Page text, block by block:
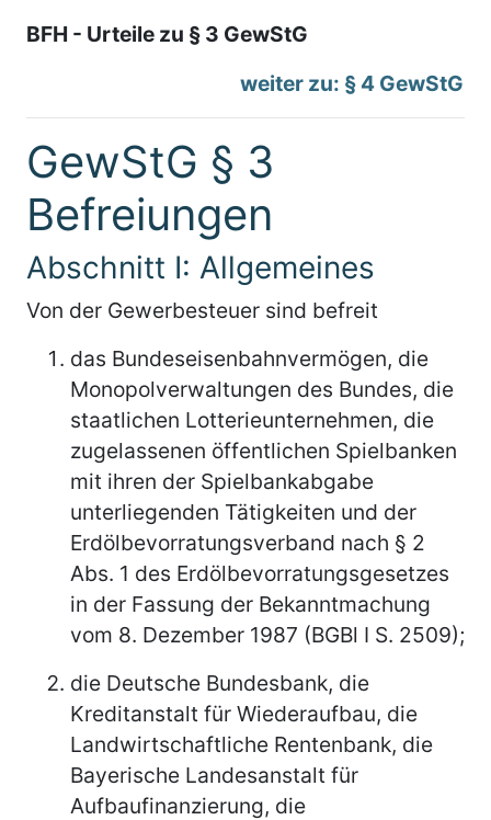
BFH - Urteile zu § 3 GewStG
weiter zu: § 4 GewStG
GewStG § 3
Befreiungen
Abschnitt I: Allgemeines
Von der Gewerbesteuer sind befreit
das Bundeseisenbahnvermögen, die
Monopolverwaltungen des Bundes, die
staatlichen Lotterieunternehmen, die
zugelassenen öffentlichen Spielbanken
mit ihren der Spielbankabgabe
unterliegenden Tätigkeiten und der
Erdölbevorratungsverband nach § 2
Abs. 1 des Erdölbevorratungsgesetzes
in der Fassung der Bekanntmachung
vom 8. Dezember 1987 (BGBl I S. 2509);
die Deutsche Bundesbank, die
Kreditanstalt für Wiederaufbau, die
Landwirtschaftliche Rentenbank, die
Bayerische Landesanstalt für
Aufbaufinanzierung, die